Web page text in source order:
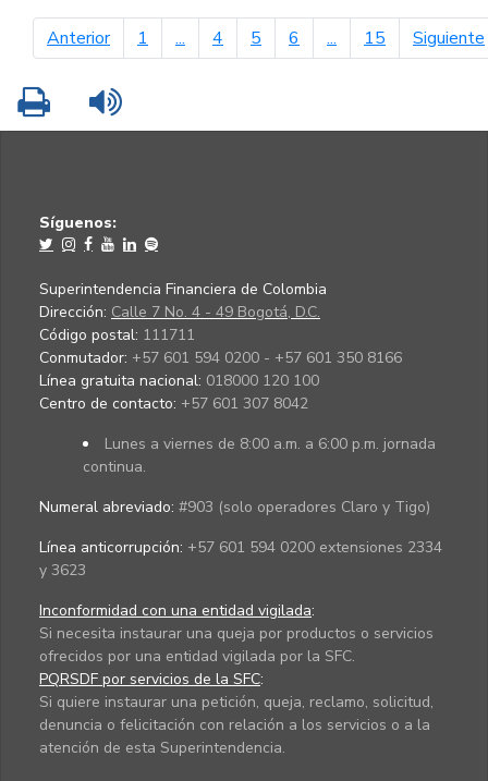
Anteriorpágina anterior
1 ... 4 5 6 ... 15 Siguiente
Imprimir
Síguenos:
Superintendencia Financiera de Colombia
Dirección: Calle 7 No. 4 - 49 Bogotá, D.C.
Código postal: 111711
Conmutador: +57 601 594 0200 - +57 601 350 8166
Línea gratuita nacional: 018000 120 100
Centro de contacto: +57 601 307 8042
Lunes a viernes de 8:00 a.m. a 6:00 p.m. jornada
continua.
Numeral abreviado: #903 (solo operadores Claro y Tigo)
Línea anticorrupción: +57 601 594 0200 extensiones 2334
y 3623
Inconformidad con una entidad vigilada:
Si necesita instaurar una queja por productos o servicios
ofrecidos por una entidad vigilada por la SFC.
PQRSDF por servicios de la SFC:
Si quiere instaurar una petición, queja, reclamo, solicitud,
denuncia o felicitación con relación a los servicios o a la
atención de esta Superintendencia.